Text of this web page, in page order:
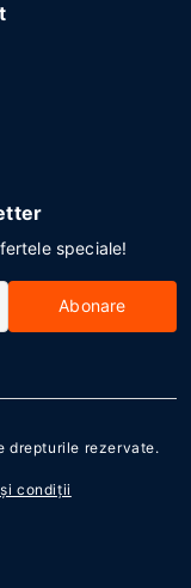
speciale!
Abonare
drepturile rezervate.
condiţii